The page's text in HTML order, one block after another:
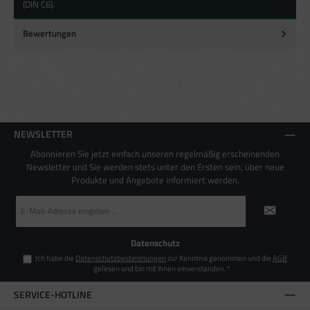
(DIN C6).
Bewertungen
NEWSLETTER
Abonnieren Sie jetzt einfach unseren regelmäßig erscheinenden
Newsletter und Sie werden stets unter den Ersten sein, über neue
Produkte und Angebote informiert werden.
E-
Mail-
*
Datenschutz
Ich habe die Datenschutzbestimmungenzur Kenntnis genommen und dieAGB
gelesen und bin mit ihnen einverstanden.*
SERVICE-HOTLINE
Verwendung genauer Standortdaten
Endgeräteeigenschaften zur Identifikation aktiv abfragen